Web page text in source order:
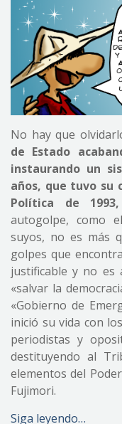
No hay que
de Estado
instaurando un
años, que tuvo su
Política de
autogolpe, como
suyos, no es más
golpes que
justificable y no es
«salvar la
«Gobierno de
inició su vida con
periodistas y
destituyendo al
elementos del
Fujimori.
Siga leyendo…